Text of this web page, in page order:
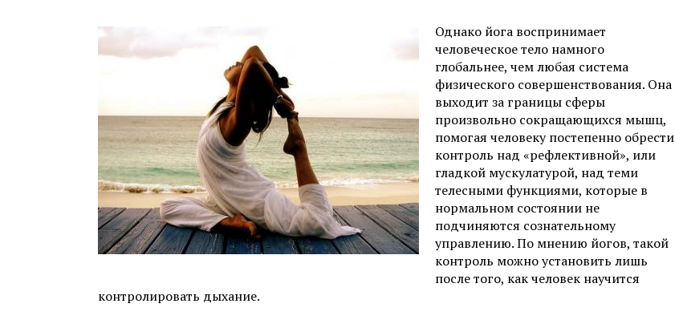
Однако йога воспринимает
человеческое тело намного
глобальнее, чем любая система
физического совершенствования. Она
выходит за границы сферы
произвольно сокращающихся мышц,
помогая человеку постепенно обрести
контроль над «рефлективной», или
гладкой мускулатурой, над теми
телесными функциями, которые в
нормальном состоянии не
подчиняются сознательному
управлению. По мнению йогов, такой
контроль можно установить лишь
после того, как человек научится
контролировать дыхание.